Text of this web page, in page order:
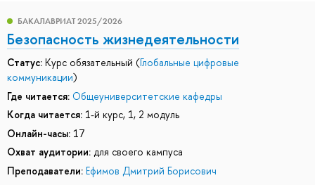
БАКАЛАВРИАТ 2025/2026
Безопасность жизнедеятельности
Статус: Курс обязательный (Глобальные цифровые
коммуникации)
Где читается: Общеуниверситетские кафедры
Когда читается: 1-й курс, 1, 2 модуль
Онлайн-часы: 17
Охват аудитории: для своего кампуса
Преподаватели: Ефимов Дмитрий Борисович